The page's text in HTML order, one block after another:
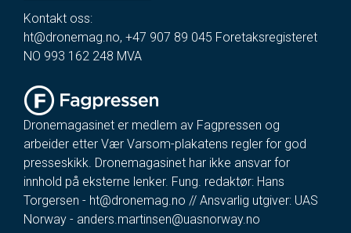
Kontakt oss:
ht@dronemag.no, +47 907 89 045 Foretaksregisteret
NO 993 162 248 MVA
Dronemagasinet er medlem av Fagpressen og
arbeider etter Vær Varsom-plakatens regler for god
presseskikk. Dronemagasinet har ikke ansvar for
innhold på eksterne lenker. Fung. redaktør: Hans
Torgersen - ht@dronemag.no // Ansvarlig utgiver: UAS
Norway - anders.martinsen@uasnorway.no